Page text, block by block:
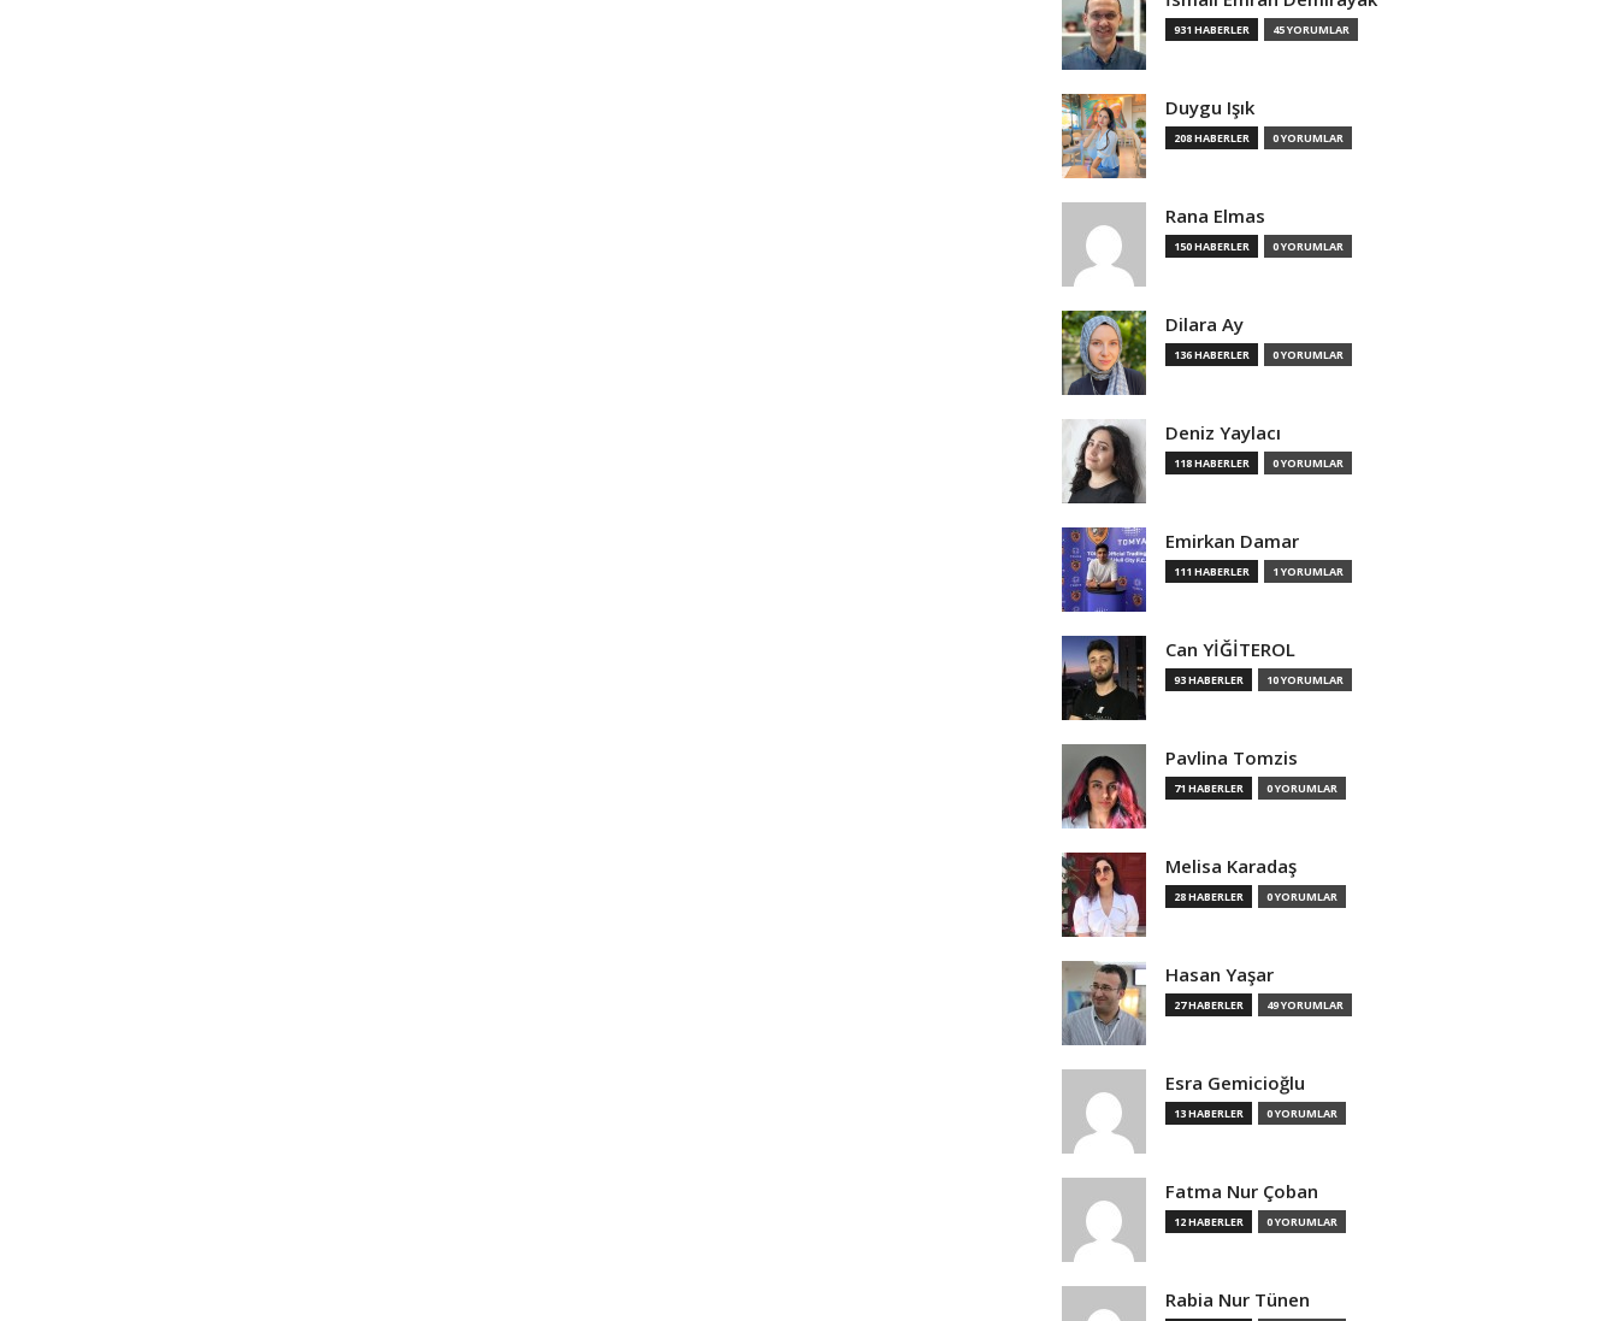
931 HABERLER 45 YORUMLAR
Duygu Işık
208 HABERLER 0 YORUMLAR
Rana Elmas
150 HABERLER 0 YORUMLAR
Dilara Ay
136 HABERLER 0 YORUMLAR
Deniz Yaylacı
118 HABERLER 0 YORUMLAR
Emirkan Damar
111 HABERLER 1 YORUMLAR
Can YİĞİTEROL
93 HABERLER 10 YORUMLAR
Pavlina Tomzis
71 HABERLER 0 YORUMLAR
Melisa Karadaş
28 HABERLER 0 YORUMLAR
Hasan Yaşar
27 HABERLER 49 YORUMLAR
Esra Gemicioğlu
13 HABERLER 0 YORUMLAR
Fatma Nur Çoban
12 HABERLER 0 YORUMLAR
Rabia Nur Tünen